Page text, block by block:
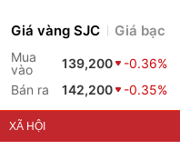
Giá vàng SJC Giá bạc
Mua
vào
139,200
-0.36%
Bán ra
142,200 -0.35%
XÃ HỘI